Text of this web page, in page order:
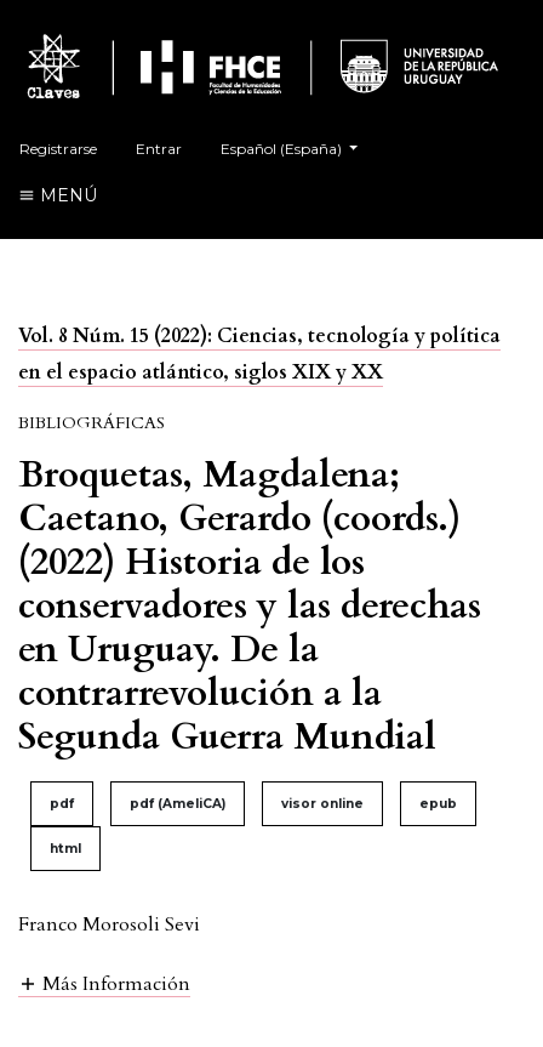
Registrarse Entrar Español (España)
MENÚ
Vol. 8 Núm. 15 (2022): Ciencias, tecnología y política
en el espacio atlántico, siglos XIX y XX
BIBLIOGRÁFICAS
Broquetas, Magdalena;
Caetano, Gerardo (coords.)
(2022) Historia de los
conservadores y las derechas
en Uruguay. De la
contrarrevolución a la
Segunda Guerra Mundial
pdf pdf (AmeliCA) visor online epub
html
Franco Morosoli Sevi
Más Información